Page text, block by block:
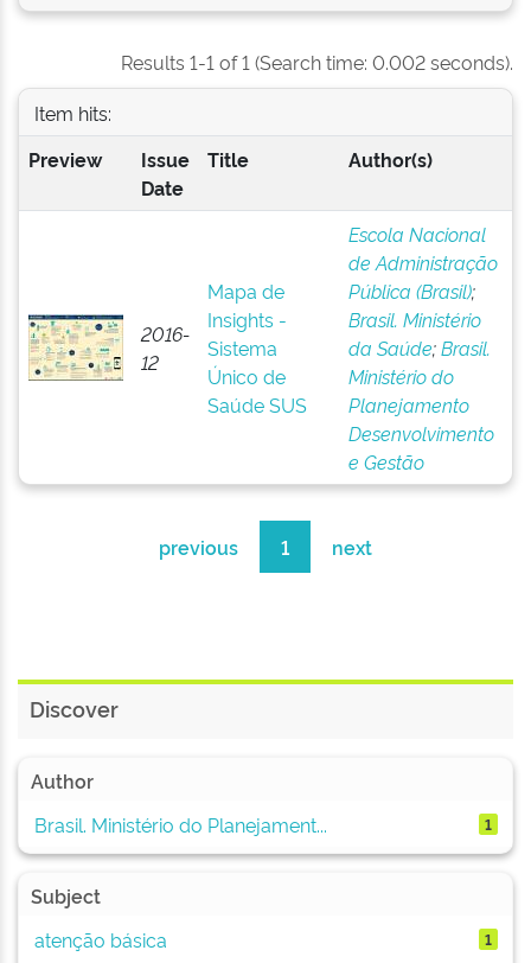
Results 1-1 of 1 (Search time: 0.002 seconds).
Item hits:
Preview
Issue
Date
Title Author(s)
2016-
12
Mapa de
Insights -
Sistema
Único de
Saúde SUS
Escola Nacional
de Administração
Pública (Brasil);
Brasil. Ministério
da Saúde;Brasil.
Ministério do
Planejamento
Desenvolvimento
e Gestão
previous 1 next
Discover
Author
Brasil. Ministério do Planejament...
1
Subject
atenção básica
1